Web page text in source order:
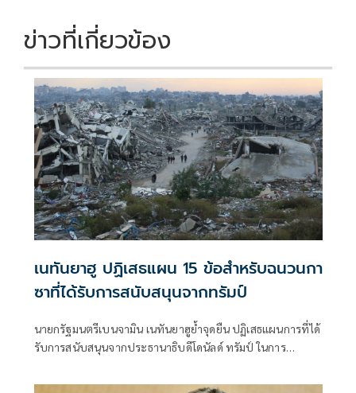
ข่าวที่เกี่ยวข้อง
เนทันยาฮู ปฏิเสธแผน 15 ข้อสำหรับฉนวนกา
ซาที่ได้รับการสนับสนุนจากทรัมป์
นายกรัฐมนตรีเบนจามิน เนทันยาฮูย้ำจุดยืน ปฏิเสธแผนการที่ได้
รับการสนับสนุนจากประธานาธิบดีโดนัลด์ ทรัมป์ ในการ